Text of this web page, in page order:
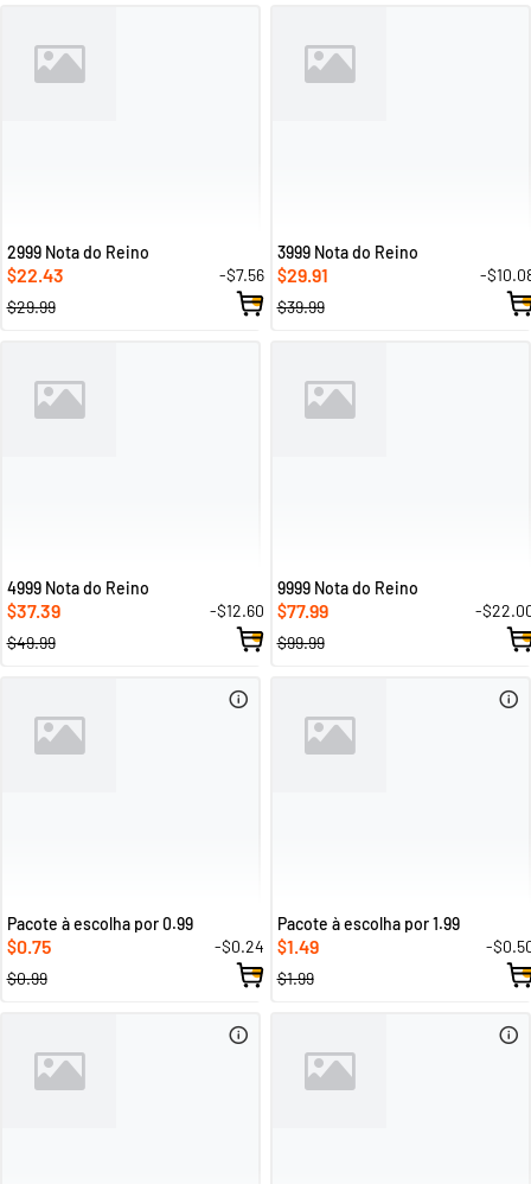
2999 Nota do Reino
$22.43
-$7.56
$29.99
3999 Nota do Reino
$29.91
-
$39.99
4999 Nota do Reino
$37.39
-$12.60
$49.99
9999 Nota do Reino
$77.99
-
$99.99
Pacote à escolha por 0.99
$0.75
-$0.24
$0.99
Pacote à escolha por 1.99
$1.49
-
$1.99